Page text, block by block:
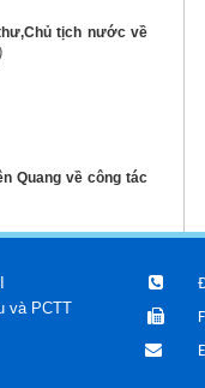
tịch nước về
Quang về công tác
và PCTT